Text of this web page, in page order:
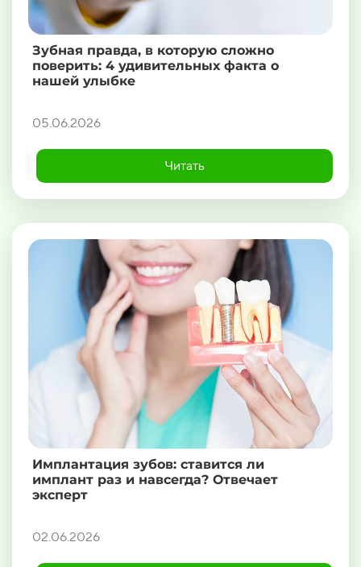
Зубная правда, в которую сложно
поверить: 4 удивительных факта о
нашей улыбке
05.06.2026
Читать
Имплантация зубов: ставится ли
имплант раз и навсегда? Отвечает
эксперт
02.06.2026